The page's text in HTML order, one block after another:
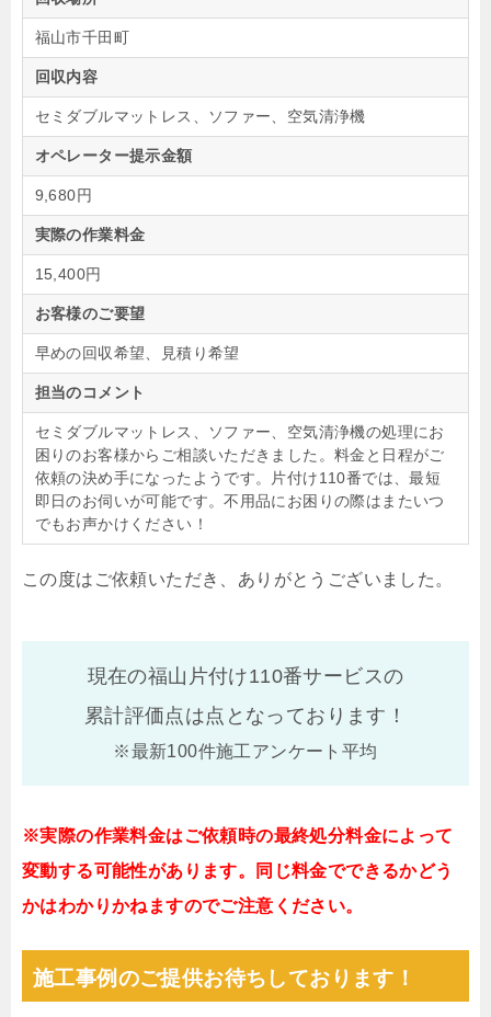
福山市千田町
回収内容
セミダブルマットレス、ソファー、空気清浄機
オペレーター提示金額
9,680円
実際の作業料金
15,400円
お客様のご要望
早めの回収希望、見積り希望
担当のコメント
セミダブルマットレス、ソファー、空気清浄機の処理にお
困りのお客様からご相談いただきました。料金と日程がご
依頼の決め手になったようです。片付け110番では、最短
即日のお伺いが可能です。不用品にお困りの際はまたいつ
でもお声かけください！
この度はご依頼いただき、ありがとうございました。
現在の福山片付け110番サービスの
累計評価点は点となっております！
※最新100件施工アンケート平均
※実際の作業料金はご依頼時の最終処分料金によって
変動する可能性があります。同じ料金でできるかどう
かはわかりかねますのでご注意ください。
施工事例のご提供お待ちしております！